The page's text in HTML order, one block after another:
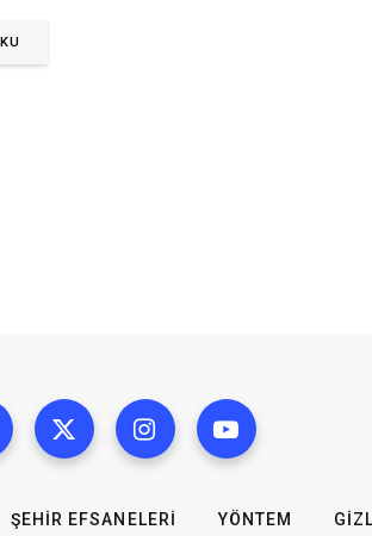
ŞEHIR EFSANELERI YÖNTEM